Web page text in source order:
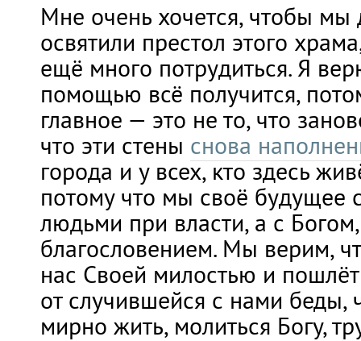
Мне очень хочется, чтобы мы
освятили престол этого
ещё много потрудиться. Я
помощью всё получится,
главное — это не то, что
что эти стены снова
города и у всех, кто здесь
потому что мы своё будущее
людьми при власти, а с
благословением. Мы верим,
нас Своей милостью и
от случившейся с нами беды,
мирно жить, молиться Богу,